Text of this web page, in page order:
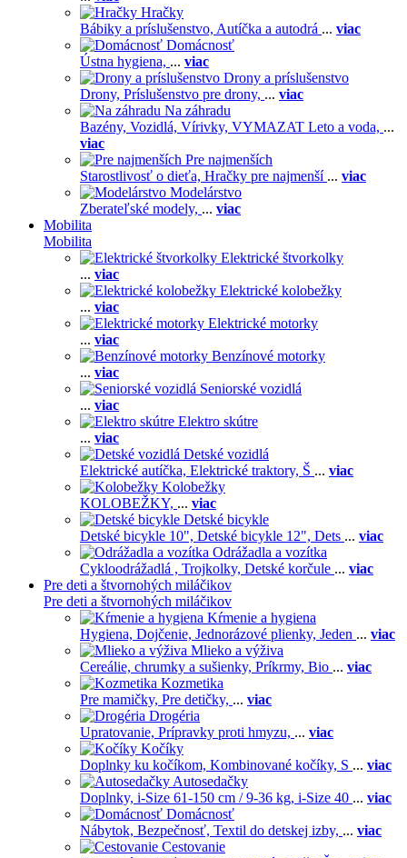
Hračky
Bábiky a príslušenstvo, Autíčka a autodrá ... viac
Domácnosť
Ústna hygiena, ... viac
Drony a príslušenstvo
Drony, Príslušenstvo pre drony, ... viac
Na záhradu
Bazény, Vozidlá, Vírivky, VYMAZAT Leto a voda, ...
viac
Pre najmenších
Starostlivosť o dieťa, Hračky pre najmenší ... viac
Modelárstvo
Zberateľské modely, ... viac
Mobilita
Mobilita
Elektrické štvorkolky
... viac
Elektrické kolobežky
... viac
Elektrické motorky
... viac
Benzínové motorky
... viac
Seniorské vozidlá
... viac
Elektro skútre
... viac
Detské vozidlá
Elektrické autíčka, Elektrické traktory, Š ... viac
Kolobežky
KOLOBEŽKY, ... viac
Detské bicykle
Detské bicykle 10", Detské bicykle 12", Dets ... viac
Odrážadla a vozítka
Cykloodrážadlá , Trojkolky, Detské korčule ... viac
Pre deti a štvornohých miláčikov
Pre deti a štvornohých miláčikov
Kŕmenie a hygiena
Hygiena, Dojčenie, Jednorázové plienky, Jeden ... viac
Mlieko a výživa
Cereálie, chrumky a sušienky, Príkrmy, Bio ... viac
Kozmetika
Pre mamičky, Pre detičky, ... viac
Drogéria
Upratovanie, Prípravky proti hmyzu, ... viac
Kočíky
Doplnky ku kočíkom, Kombinované kočíky, S ... viac
Autosedačky
Doplnky, i-Size 61-150 cm / 9-36 kg, i-Size 40 ... viac
Domácnosť
Nábytok, Bezpečnosť, Textil do detskej izby, ... viac
Cestovanie